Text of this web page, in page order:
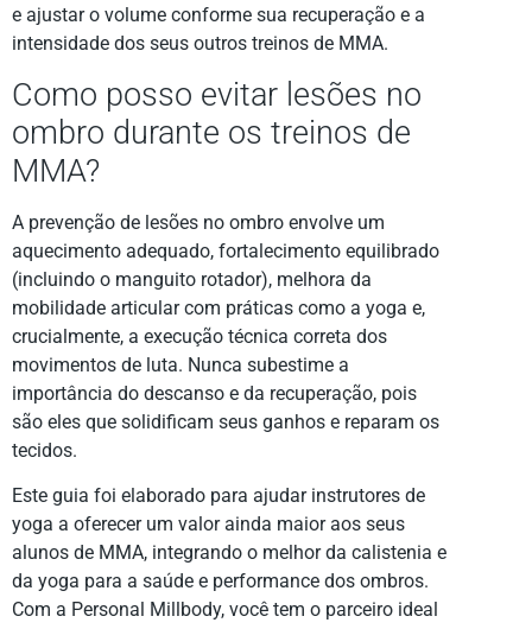
e ajustar o volume conforme sua recuperação e a
intensidade dos seus outros treinos de MMA.
Como posso evitar lesões no
ombro durante os treinos de
MMA?
A prevenção de lesões no ombro envolve um
aquecimento adequado, fortalecimento equilibrado
(incluindo o manguito rotador), melhora da
mobilidade articular com práticas como a yoga e,
crucialmente, a execução técnica correta dos
movimentos de luta. Nunca subestime a
importância do descanso e da recuperação, pois
são eles que solidificam seus ganhos e reparam os
tecidos.
Este guia foi elaborado para ajudar instrutores de
yoga a oferecer um valor ainda maior aos seus
alunos de MMA, integrando o melhor da calistenia e
da yoga para a saúde e performance dos ombros.
Com a Personal Millbody, você tem o parceiro ideal